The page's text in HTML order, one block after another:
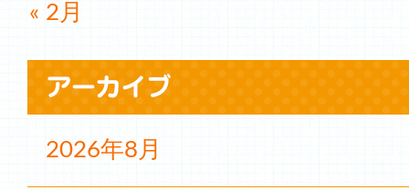
« 2月
2026年8月